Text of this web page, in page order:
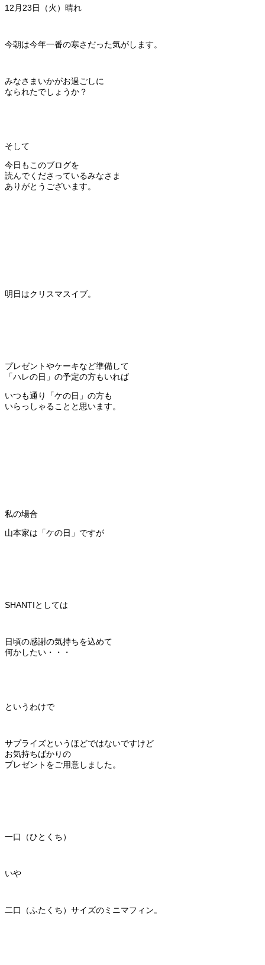
12月23日（火）晴れ
今朝は今年一番の寒さだった気がします。
みなさまいかがお過ごしに
なられたでしょうか？
そして
今日もこのブログを
読んでくださっているみなさま
ありがとうございます。
明日はクリスマスイブ。
プレゼントやケーキなど準備して
「ハレの日」の予定の方もいれば
いつも通り「ケの日」の方も
いらっしゃることと思います。
私の場合
山本家は「ケの日」ですが
SHANTIとしては
日頃の感謝の気持ちを込めて
何かしたい・・・
というわけで
サプライズというほどではないですけど
お気持ちばかりの
プレゼントをご用意しました。
一口（ひとくち）
いや
二口（ふたくち）サイズのミニマフィン。